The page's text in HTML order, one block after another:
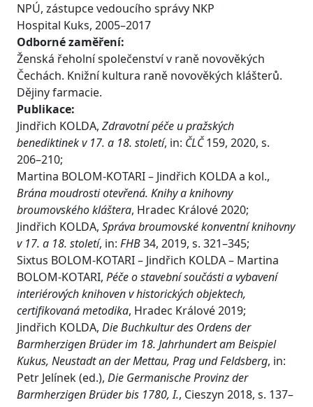
NPÚ, zástupce vedoucího správy NKP
Hospital Kuks, 2005–2017
Odborné zaměření:
Ženská řeholní společenství v raně novověkých
Čechách. Knižní kultura raně novověkých klášterů.
Dějiny farmacie.
Publikace:
Jindřich KOLDA, Zdravotní péče u pražských
benediktinek v 17. a 18. století, in: ČLČ159, 2020, s.
206–210;
Martina BOLOM-KOTARI – Jindřich KOLDA a kol.,
Brána moudrosti otevřená. Knihy a knihovny
broumovského kláštera, Hradec Králové 2020;
Jindřich KOLDA, Správa broumovské konventní knihovny
v 17. a 18. století, in: FHB34, 2019, s. 321–345;
Sixtus BOLOM-KOTARI – Jindřich KOLDA – Martina
BOLOM-KOTARI, Péče o stavební součásti a vybavení
interiérových knihoven v historických objektech,
certifikovaná metodika, Hradec Králové 2019;
Jindřich KOLDA, Die Buchkultur des Ordens der
Barmherzigen Brüder im 18. Jahrhundert am Beispiel
Kukus, Neustadt an der Mettau, Prag und Feldsberg, in:
Petr Jelínek (ed.), Die Germanische Provinz der
Barmherzigen Brüder bis 1780, I., Cieszyn 2018, s. 137–